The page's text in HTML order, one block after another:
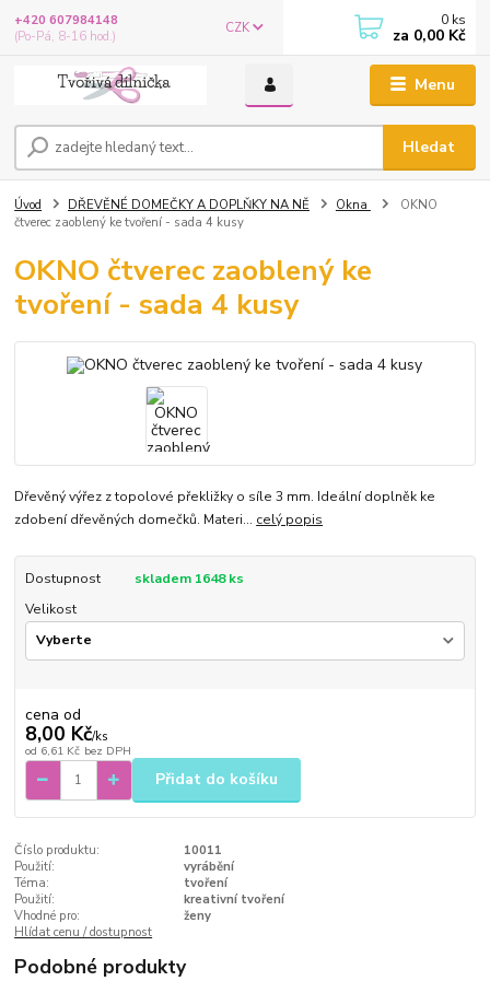
Menu
CZK
Hledat
+420 607984148
(Po-Pá, 8-16 hod.)
0 ks
za 0,00 Kč
Úvod DŘEVĚNÉ DOMEČKY A DOPLŇKY NA NĚ Okna
OKNO
čtverec zaoblený ke tvoření - sada 4 kusy
OKNO čtverec zaoblený ke
tvoření - sada 4 kusy
Dřevěný výřez z topolové překližky o síle 3 mm. Ideální doplněk ke
zdobení dřevěných domečků. Materi... celý popis
Dostupnost
skladem 1648 ks
Velikost
cena od
8,00 Kč/ks
od 6,61 Kč bez DPH
Přidat do košíku
Číslo produktu:
10011
Použití:
vyrábění
Téma:
tvoření
Použití:
kreativní tvoření
Vhodné pro:
ženy
Hlídat cenu / dostupnost
Podobné produkty